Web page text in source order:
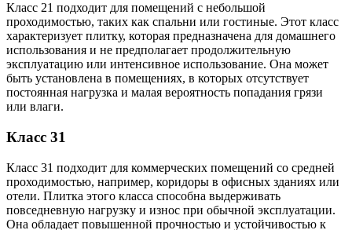
Класс 21 подходит для помещений с небольшой
проходимостью, таких как спальни или гостиные. Этот класс
характеризует плитку, которая предназначена для домашнего
использования и не предполагает продолжительную
эксплуатацию или интенсивное использование. Она может
быть установлена в помещениях, в которых отсутствует
постоянная нагрузка и малая вероятность попадания грязи
или влаги.
Класс 31
Класс 31 подходит для коммерческих помещений со средней
проходимостью, например, коридоры в офисных зданиях или
отели. Плитка этого класса способна выдерживать
повседневную нагрузку и износ при обычной эксплуатации.
Она обладает повышенной прочностью и устойчивостью к